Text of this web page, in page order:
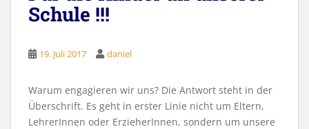
Schule !!!
19. Juli 2017 daniel
Warum engagieren wir uns? Die Antwort steht in der
Überschrift. Es geht in erster Linie nicht um Eltern,
LehrerInnen oder ErzieherInnen, sondern um unsere